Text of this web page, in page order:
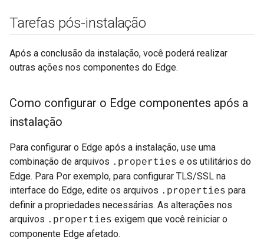
Tarefas pós-instalação
Após a conclusão da instalação, você poderá realizar
outras ações nos componentes do Edge.
Como configurar o Edge componentes após a
instalação
Para configurar o Edge após a instalação, use uma
combinação de arquivos .properties e os utilitários do
Edge. Para Por exemplo, para configurar TLS/SSL na
interface do Edge, edite os arquivos .properties para
definir a propriedades necessárias. As alterações nos
arquivos .properties exigem que você reiniciar o
componente Edge afetado.